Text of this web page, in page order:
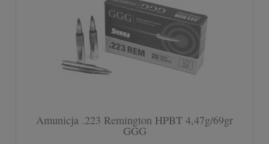
Amunicja .223 Remington HPBT 4,47g/69gr
GGG